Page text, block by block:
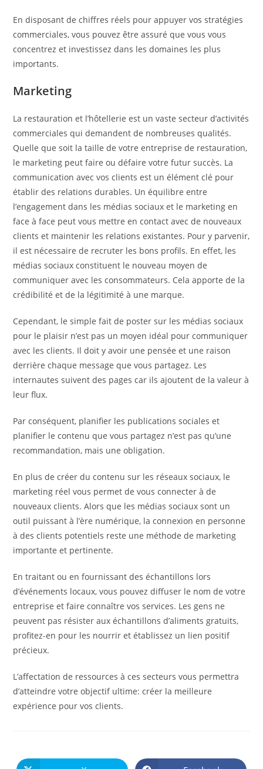
En disposant de chiffres réels pour appuyer vos stratégies
commerciales, vous pouvez être assuré que vous vous
concentrez et investissez dans les domaines les plus
importants.
Marketing
La restauration et l’hôtellerie est un vaste secteur d’activités
commerciales qui demandent de nombreuses qualités.
Quelle que soit la taille de votre entreprise de restauration,
le marketing peut faire ou défaire votre futur succès. La
communication avec vos clients est un élément clé pour
établir des relations durables. Un équilibre entre
l’engagement dans les médias sociaux et le marketing en
face à face peut vous mettre en contact avec de nouveaux
clients et maintenir les relations existantes. Pour y parvenir,
il est nécessaire de recruter les bons profils. En effet, les
médias sociaux constituent le nouveau moyen de
communiquer avec les consommateurs. Cela apporte de la
crédibilité et de la légitimité à une marque.
Cependant, le simple fait de poster sur les médias sociaux
pour le plaisir n’est pas un moyen idéal pour communiquer
avec les clients. Il doit y avoir une pensée et une raison
derrière chaque message que vous partagez. Les
internautes suivent des pages car ils ajoutent de la valeur à
leur flux.
Par conséquent, planifier les publications sociales et
planifier le contenu que vous partagez n’est pas qu’une
recommandation, mais une obligation.
En plus de créer du contenu sur les réseaux sociaux, le
marketing réel vous permet de vous connecter à de
nouveaux clients. Alors que les médias sociaux sont un
outil puissant à l’ère numérique, la connexion en personne
à des clients potentiels reste une méthode de marketing
importante et pertinente.
En traitant ou en fournissant des échantillons lors
d’événements locaux, vous pouvez diffuser le nom de votre
entreprise et faire connaître vos services. Les gens ne
peuvent pas résister aux échantillons d’aliments gratuits,
profitez-en pour les nourrir et établissez un lien positif
précieux.
L’affectation de ressources à ces secteurs vous permettra
d’atteindre votre objectif ultime: créer la meilleure
expérience pour vos clients.